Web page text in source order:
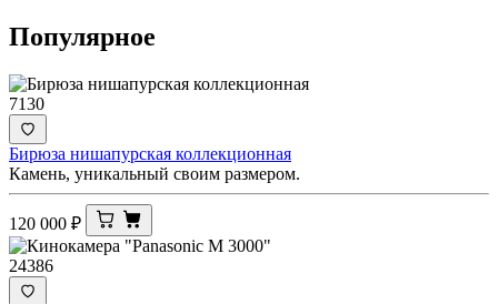
Популярное
7130
Бирюза нишапурская коллекционная
Камень, уникальный своим размером.
120 000 ₽
24386